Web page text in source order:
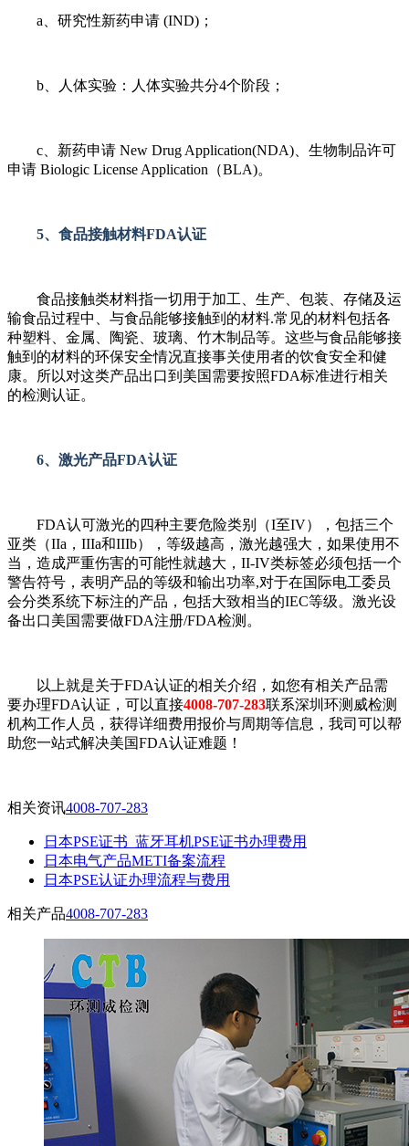
a、研究性新药申请 (IND)；
b、人体实验：人体实验共分4个阶段；
c、新药申请 New Drug Application(NDA)、生物制品许可
申请 Biologic License Application（BLA)。
5、食品接触材料FDA认证
食品接触类材料指一切用于加工、生产、包装、存储及运
输食品过程中、与食品能够接触到的材料.常见的材料包括各
种塑料、金属、陶瓷、玻璃、竹木制品等。这些与食品能够接
触到的材料的环保安全情况直接事关使用者的饮食安全和健
康。所以对这类产品出口到美国需要按照FDA标准进行相关
的检测认证。
6、激光产品FDA认证
FDA认可激光的四种主要危险类别（I至IV），包括三个
亚类（IIa，IIIa和IIIb），等级越高，激光越强大，如果使用不
当，造成严重伤害的可能性就越大，II-IV类标签必须包括一个
警告符号，表明产品的等级和输出功率,对于在国际电工委员
会分类系统下标注的产品，包括大致相当的IEC等级。激光设
备出口美国需要做FDA注册/FDA检测。
以上就是关于FDA认证的相关介绍，如您有相关产品需
要办理FDA认证，可以直接4008-707-283联系深圳环测威检测
机构工作人员，获得详细费用报价与周期等信息，我司可以帮
助您一站式解决美国FDA认证难题！
相关资讯4008-707-283
日本PSE证书_蓝牙耳机PSE证书办理费用
日本电气产品METI备案流程
日本PSE认证办理流程与费用
相关产品4008-707-283